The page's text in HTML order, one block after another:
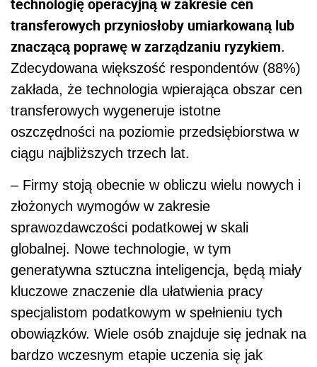
transferowych przyniosłoby umiarkowaną lub
znaczącą poprawę w zarządzaniu ryzykiem.
Zdecydowana większość respondentów (88%)
zakłada, że technologia wpierająca obszar cen
transferowych wygeneruje istotne
oszczędności na poziomie przedsiębiorstwa w
ciągu najbliższych trzech lat.
– Firmy stoją obecnie w obliczu wielu nowych i
złożonych wymogów w zakresie
sprawozdawczości podatkowej w skali
globalnej. Nowe technologie, w tym
generatywna sztuczna inteligencja, będą miały
kluczowe znaczenie dla ułatwienia pracy
specjalistom podatkowym w spełnieniu tych
obowiązków. Wiele osób znajduje się jednak na
bardzo wczesnym etapie uczenia się jak